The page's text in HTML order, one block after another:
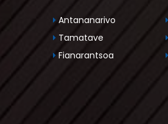
Antananarivo
Tamatave
Fianarantsoa